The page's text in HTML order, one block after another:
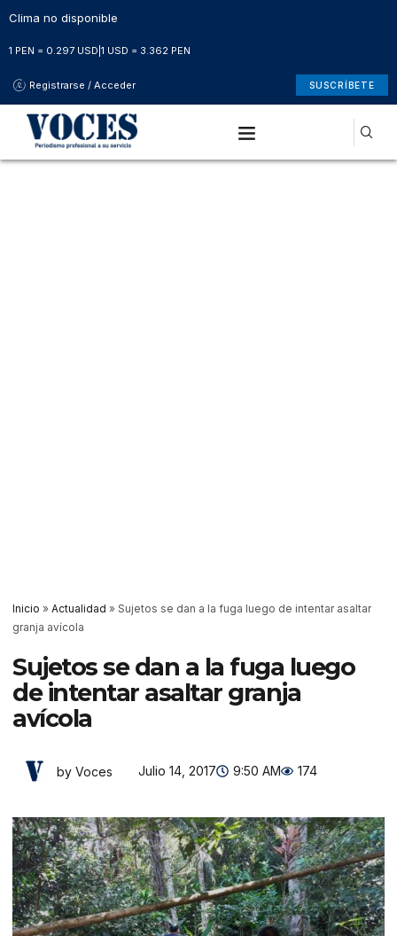
Clima no disponible
1 PEN = 0.297 USD 1 USD = 3.362 PEN
Registrarse / Acceder SUSCRÍBETE
Inicio » Actualidad » Sujetos se dan a la fuga luego de intentar asaltar
granja avícola
Sujetos se dan a la fuga luego
de intentar asaltar granja
avícola
by Voces Julio 14, 2017 9:50 AM 174